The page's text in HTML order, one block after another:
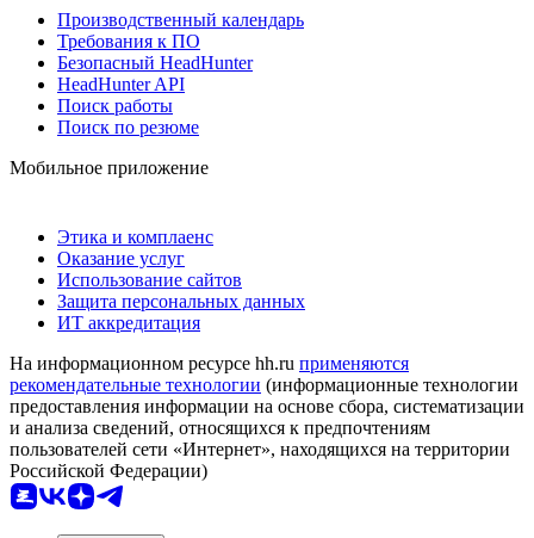
Производственный календарь
Требования к ПО
Безопасный HeadHunter
HeadHunter API
Поиск работы
Поиск по резюме
Мобильное приложение
Этика и комплаенс
Оказание услуг
Использование сайтов
Защита персональных данных
ИТ аккредитация
На информационном ресурсе hh.ru применяются
рекомендательные технологии (информационные технологии
предоставления информации на основе сбора, систематизации
и анализа сведений, относящихся к предпочтениям
пользователей сети «Интернет», находящихся на территории
Российской Федерации)